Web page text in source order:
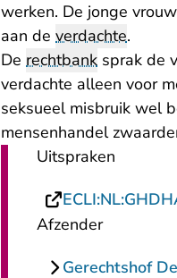
werken. De jonge
aan de verdachte.
De rechtbank sprak de
verdachte alleen voor
seksueel misbruik wel
mensenhandel
Uitspraken
Afzender
Gerechtshof